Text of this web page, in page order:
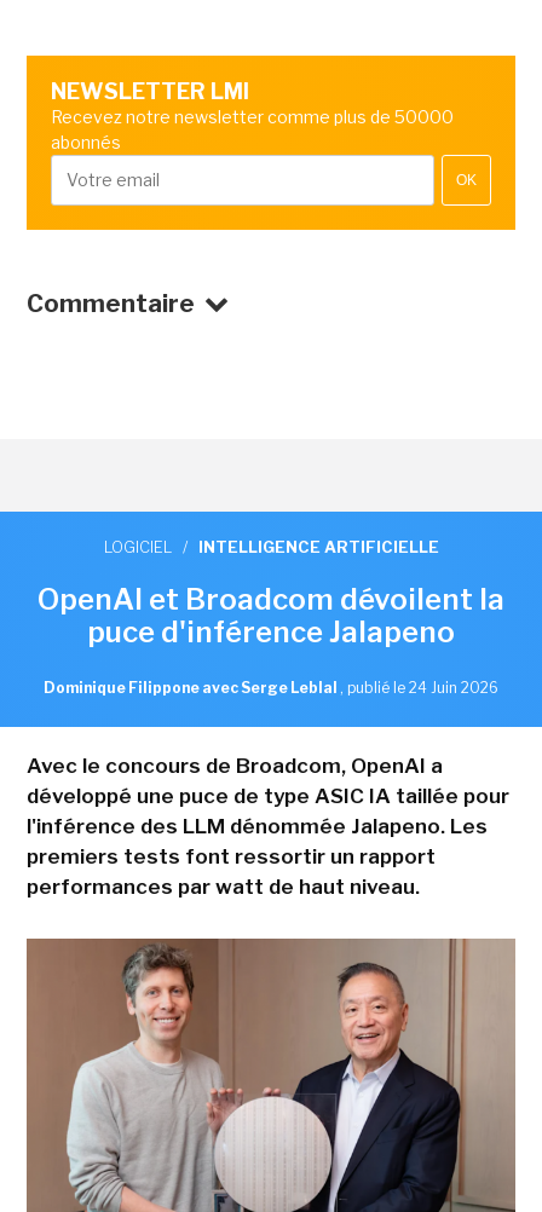
NEWSLETTER LMI
Recevez notre newsletter comme plus de 50000
abonnés
OK
Commentaire
LOGICIEL / INTELLIGENCE ARTIFICIELLE
OpenAI et Broadcom dévoilent la
puce d'inférence Jalapeno
Dominique Filippone avec Serge Leblal , publié le 24 Juin 2026
Avec le concours de Broadcom, OpenAI a
développé une puce de type ASIC IA taillée pour
l'inférence des LLM dénommée Jalapeno. Les
premiers tests font ressortir un rapport
performances par watt de haut niveau.